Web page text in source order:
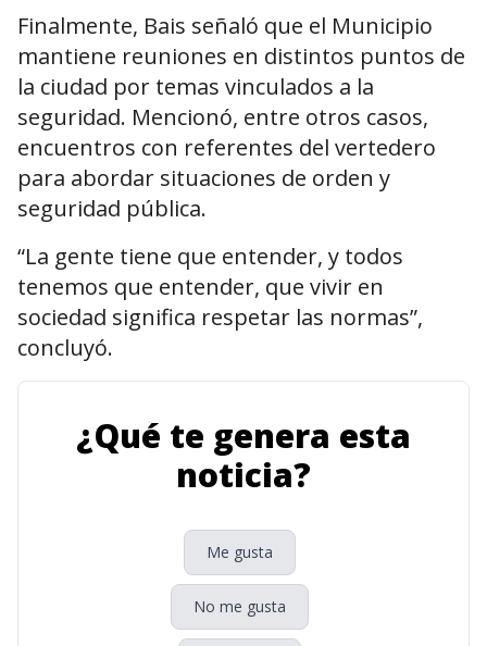
Finalmente, Bais señaló que el Municipio
mantiene reuniones en distintos puntos de
la ciudad por temas vinculados a la
seguridad. Mencionó, entre otros casos,
encuentros con referentes del vertedero
para abordar situaciones de orden y
seguridad pública.
“La gente tiene que entender, y todos
tenemos que entender, que vivir en
sociedad significa respetar las normas”,
concluyó.
¿Qué te genera esta
noticia?
Me gusta
No me gusta